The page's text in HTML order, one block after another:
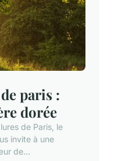
paris :
dorée
de Paris, le
invite à une
de...